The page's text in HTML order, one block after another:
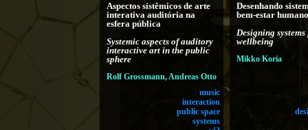
Aspectos sistêmicos de arte
interativa auditória na
esfera pública
Systemic aspects of auditory
interactive art in the public
sphere
Rolf Grossmann, Andreas Otto
music
interaction
public space
systems
Desenhando
bem-estar humano
Designing
wellbeing
Mikko Koria